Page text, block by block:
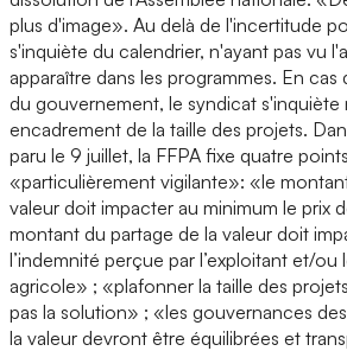
plus d'image». Au delà de l'incertitude
s'inquiète du calendrier, n'ayant pas vu
apparaître dans les programmes. En
du gouvernement, le syndicat
encadrement de la taille des projets.
paru le 9 juillet, la FFPA fixe quatre
«particulièrement vigilante»: «le
valeur doit impacter au minimum le prix
montant du partage de la valeur doit
l’indemnité perçue par l’exploitant et/ou
agricole» ; «plafonner la taille des
pas la solution» ; «les gouvernances
la valeur devront être équilibrées et